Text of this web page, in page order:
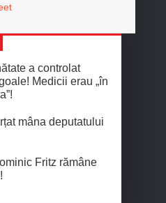
a controlat
Medicii erau „în
mâna deputatului
Fritz rămâne